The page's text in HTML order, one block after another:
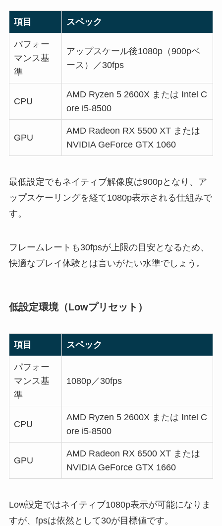
項目 スペック
パフォー
マンス基
準
アップスケール後1080p（900pベ
ース）／30fps
CPU
AMD Ryzen 5 2600X または Intel C
ore i5-8500
GPU
AMD Radeon RX 5500 XT または
NVIDIA GeForce GTX 1060
最低設定でもネイティブ解像度は900pとなり、ア
ップスケーリングを経て1080p表示される仕組みで
す。
フレームレートも30fpsが上限の目安となるため、
快適なプレイ体験とは言いがたい水準でしょう。
低設定環境（Lowプリセット）
項目 スペック
パフォー
マンス基
準
1080p／30fps
CPU
AMD Ryzen 5 2600X または Intel C
ore i5-8500
GPU
AMD Radeon RX 6500 XT または
NVIDIA GeForce GTX 1660
Low設定ではネイティブ1080p表示が可能になりま
すが、fpsは依然として30が目標値です。